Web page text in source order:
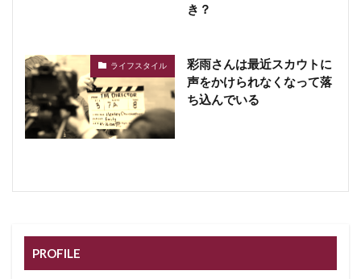
き？
ライフスタイル
彩雨さんは最近スカウトに
声をかけられなくなって落
ち込んでいる
PROFILE